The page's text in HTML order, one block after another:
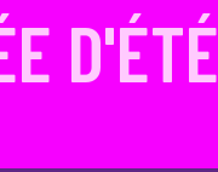
D'ÉTÉ